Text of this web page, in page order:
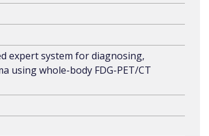
expert system for diagnosing,
using whole-body FDG-PET/CT